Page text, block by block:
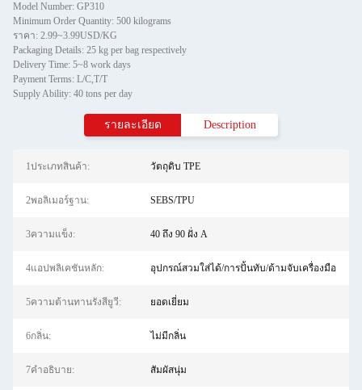
Model Number: GP310
Minimum Order Quantity: 500 kilograms
ราคา: 2.99~3.99USD/KG
Packaging Details: 25 kg per bag respectively
Delivery Time: 5~8 work days
Payment Terms: L/C,T/T
Supply Ability: 40 tons per day
รายละเอียด Description
1ประเภทสินค้า: วัตถุดิบ TPE
2พอลิเมอร์ฐาน: SEBS/TPU
3ความแข็ง: 40 ถึง 90 ฝั่ง A
4แอปพลิเคชันหลัก: อุปกรณ์สวมใส่ได้/การปั้นทับ/ด้ามจับเครื่องมือ
5ความต้านทานรังสียูวี: ยอดเยี่ยม
6กลิ่น: ไม่มีกลิ่น
7คำอธิบาย: สัมผัสนุ่ม